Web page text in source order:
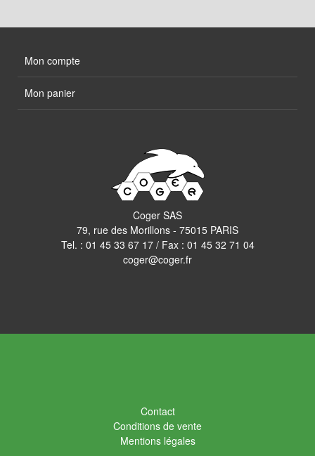
Mon compte
Mon panier
Coger SAS
79, rue des Morillons - 75015 PARIS
Tel. : 01 45 33 67 17/ Fax : 01 45 32 71 04
coger@coger.fr
Contact
Conditions de vente
Mentions légales